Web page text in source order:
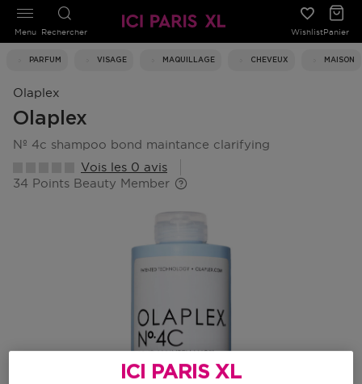
Rechercher WishlistPanier
PARFUM VISAGE MAQUILLAGE CHEVEUX MAISON
Menu
Olaplex
Olaplex
nº 4c shampoo bond maintance clarifying
Vois les 0 avis
34 Points Beauty Member
ICI PARIS XL